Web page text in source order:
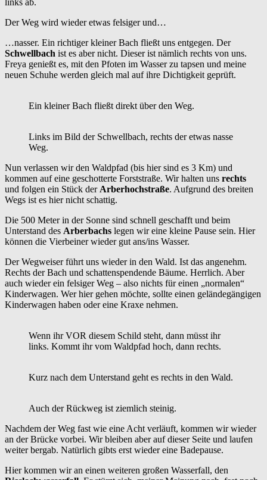
Der Weg wird wieder etwas felsiger und…
…nasser. Ein richtiger kleiner Bach fließt uns entgegen. Der
Schwellbach ist es aber nicht. Dieser ist nämlich rechts von uns.
Freya genießt es, mit den Pfoten im Wasser zu tapsen und meine
neuen Schuhe werden gleich mal auf ihre Dichtigkeit geprüft.
Ein kleiner Bach fließt direkt über den Weg.
Links im Bild der Schwellbach, rechts der etwas nasse
Weg.
Nun verlassen wir den Waldpfad (bis hier sind es 3 Km) und
kommen auf eine geschotterte Forststraße. Wir halten uns rechts
und folgen ein Stück der Arberhochstraße. Aufgrund des breiten
Wegs ist es hier nicht schattig.
Die 500 Meter in der Sonne sind schnell geschafft und beim
Unterstand des Arberbachs legen wir eine kleine Pause sein. Hier
können die Vierbeiner wieder gut ans/ins Wasser.
Der Wegweiser führt uns wieder in den Wald. Ist das angenehm.
Rechts der Bach und schattenspendende Bäume. Herrlich. Aber
auch wieder ein felsiger Weg – also nichts für einen „normalen“
Kinderwagen. Wer hier gehen möchte, sollte einen geländegängigen
Kinderwagen haben oder eine Kraxe nehmen.
Wenn ihr VOR diesem Schild steht, dann müsst ihr
links. Kommt ihr vom Waldpfad hoch, dann rechts.
Kurz nach dem Unterstand geht es rechts in den Wald.
Auch der Rückweg ist ziemlich steinig.
Nachdem der Weg fast wie eine Acht verläuft, kommen wir wieder
an der Brücke vorbei. Wir bleiben aber auf dieser Seite und laufen
weiter bergab. Natürlich gibts erst wieder eine Badepause.
Hier kommen wir an einen weiteren großen Wasserfall, den